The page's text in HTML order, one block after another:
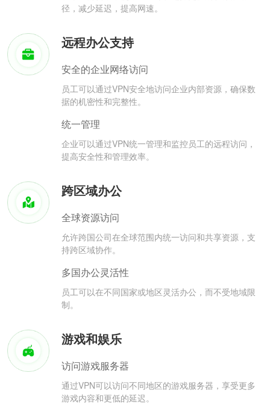
径，减少延迟，提高网速。
远程办公支持
安全的企业网络访问
员工可以通过VPN安全地访问企业内部资源，确保数
据的机密性和完整性。
统一管理
企业可以通过VPN统一管理和监控员工的远程访问，
提高安全性和管理效率。
跨区域办公
全球资源访问
允许跨国公司在全球范围内统一访问和共享资源，支
持跨区域协作。
多国办公灵活性
员工可以在不同国家或地区灵活办公，而不受地域限
制。
游戏和娱乐
访问游戏服务器
通过VPN可以访问不同地区的游戏服务器，享受更多
游戏内容和更低的延迟。